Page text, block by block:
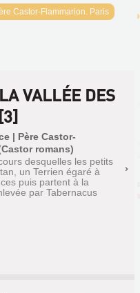
Castor-Flammarion. Paris
VALLÉE DES
| Père Castor-
romans)
desquelles les petits
un Terrien égaré à
puis partent à la
par Tabernacus